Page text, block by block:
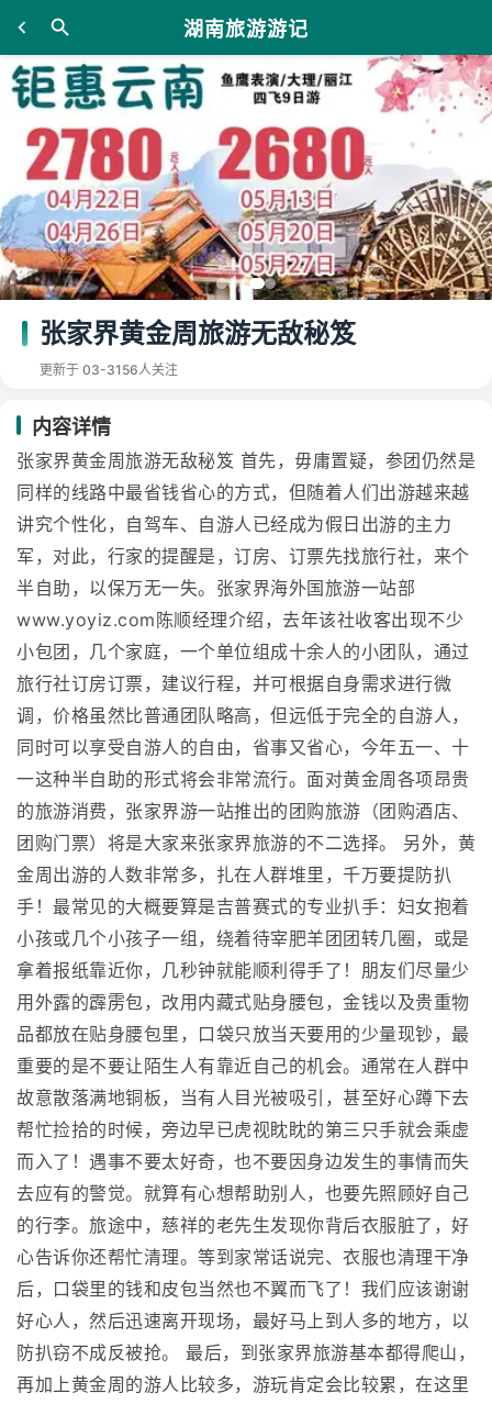
湖南旅游游记
张家界黄金周旅游无敌秘笈
更新于 03-31 56人关注
内容详情
张家界黄金周旅游无敌秘笈 首先，毋庸置疑，参团仍然是
同样的线路中最省钱省心的方式，但随着人们出游越来越
讲究个性化，自驾车、自游人已经成为假日出游的主力
军，对此，行家的提醒是，订房、订票先找旅行社，来个
半自助，以保万无一失。张家界海外国旅游一站部
www.yoyiz.com陈顺经理介绍，去年该社收客出现不少
小包团，几个家庭，一个单位组成十余人的小团队，通过
旅行社订房订票，建议行程，并可根据自身需求进行微
调，价格虽然比普通团队略高，但远低于完全的自游人，
同时可以享受自游人的自由，省事又省心，今年五一、十
一这种半自助的形式将会非常流行。面对黄金周各项昂贵
的旅游消费，张家界游一站推出的团购旅游（团购酒店、
团购门票）将是大家来张家界旅游的不二选择。 另外，黄
金周出游的人数非常多，扎在人群堆里，千万要提防扒
手！最常见的大概要算是吉普赛式的专业扒手：妇女抱着
小孩或几个小孩子一组，绕着待宰肥羊团团转几圈，或是
拿着报纸靠近你，几秒钟就能顺利得手了！朋友们尽量少
用外露的霹雳包，改用内藏式贴身腰包，金钱以及贵重物
品都放在贴身腰包里，口袋只放当天要用的少量现钞，最
重要的是不要让陌生人有靠近自己的机会。通常在人群中
故意散落满地铜板，当有人目光被吸引，甚至好心蹲下去
帮忙捡拾的时候，旁边早已虎视眈眈的第三只手就会乘虚
而入了！遇事不要太好奇，也不要因身边发生的事情而失
去应有的警觉。就算有心想帮助别人，也要先照顾好自己
的行李。旅途中，慈祥的老先生发现你背后衣服脏了，好
心告诉你还帮忙清理。等到家常话说完、衣服也清理干净
后，口袋里的钱和皮包当然也不翼而飞了！我们应该谢谢
好心人，然后迅速离开现场，最好马上到人多的地方，以
防扒窃不成反被抢。 最后，到张家界旅游基本都得爬山，
再加上黄金周的游人比较多，游玩肯定会比较累，在这里